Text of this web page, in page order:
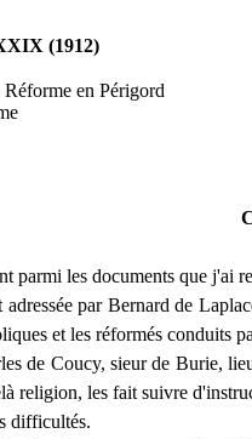
(1912)
en Périgord
parmi les documents que j'ai
par Bernard de
et les réformés conduits
de Coucy, sieur de Burie,
religion, les fait suivre
difficultés.